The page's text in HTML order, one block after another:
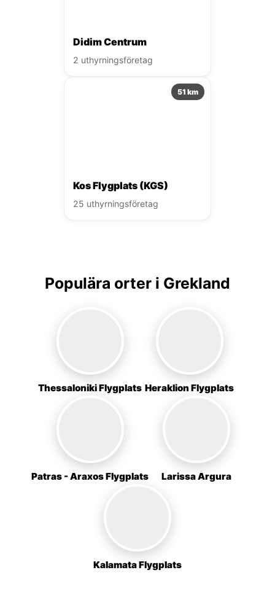
Didim Centrum
2 uthyrningsföretag
51 km
Kos Flygplats (KGS)
25 uthyrningsföretag
Populära orter i Grekland
Thessaloniki Flygplats Heraklion Flygplats
Patras - Araxos Flygplats Larissa Argura
Kalamata Flygplats